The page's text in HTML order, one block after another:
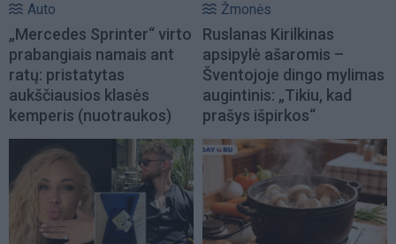
Auto
„Mercedes Sprinter“ virto
prabangiais namais ant
ratų: pristatytas
aukščiausios klasės
kemperis (nuotraukos)
Žmonės
Ruslanas Kirilkinas
apsipylė ašaromis –
Šventojoje dingo mylimas
augintinis: „Tikiu, kad
prašys išpirkos“